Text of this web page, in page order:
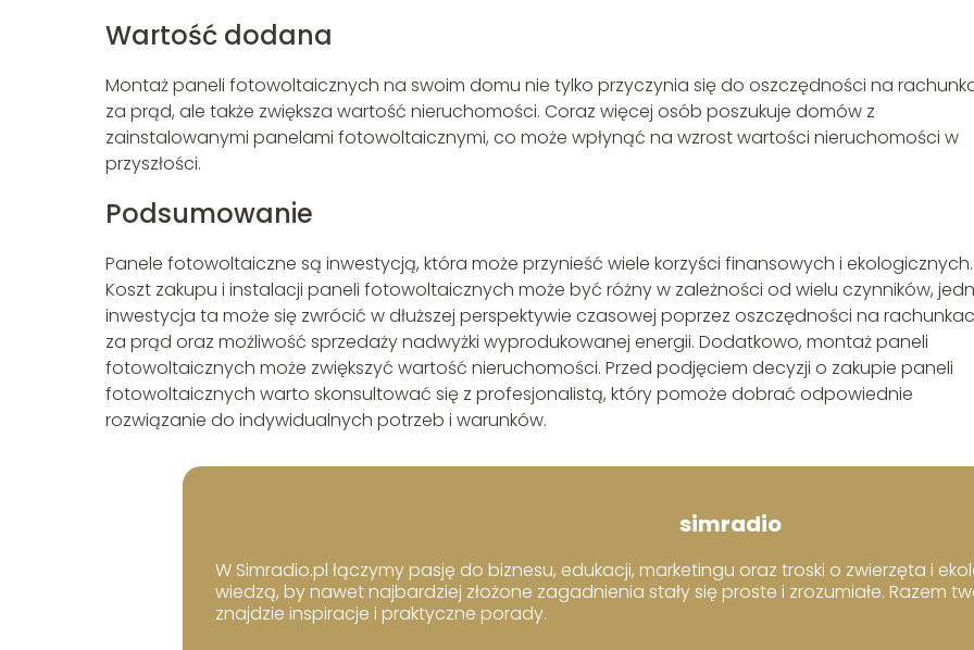
Wartość dodana
Montaż paneli fotowoltaicznych na swoim domu nie tylko przyczynia się do oszczędności na
za prąd, ale także zwiększa wartość nieruchomości. Coraz więcej osób poszukuje domów z
zainstalowanymi panelami fotowoltaicznymi, co może wpłynąć na wzrost wartości nieruchomości w
przyszłości.
Podsumowanie
Panele fotowoltaiczne są inwestycją, która może przynieść wiele korzyści finansowych i ekologicznych.
Koszt zakupu i instalacji paneli fotowoltaicznych może być różny w zależności od wielu czynników,
inwestycja ta może się zwrócić w dłuższej perspektywie czasowej poprzez oszczędności na
za prąd oraz możliwość sprzedaży nadwyżki wyprodukowanej energii. Dodatkowo, montaż paneli
fotowoltaicznych może zwiększyć wartość nieruchomości. Przed podjęciem decyzji o zakupie paneli
fotowoltaicznych warto skonsultować się z profesjonalistą, który pomoże dobrać odpowiednie
rozwiązanie do indywidualnych potrzeb i warunków.
simradio
W Simradio.pl łączymy pasję do biznesu, edukacji, marketingu oraz troski o zwierzęta i
wiedzą, by nawet najbardziej złożone zagadnienia stały się proste i zrozumiałe. Razem
znajdzie inspiracje i praktyczne porady.